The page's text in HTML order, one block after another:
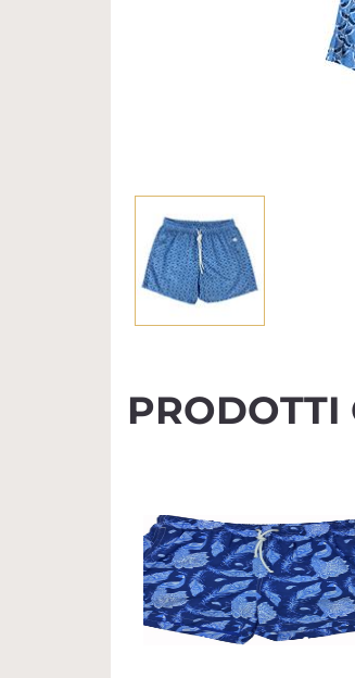
PRODOTTI